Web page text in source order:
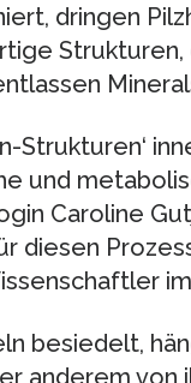
dringen
Strukturen,
Strukturen‘
und
Caroline
diesen
besiedelt,